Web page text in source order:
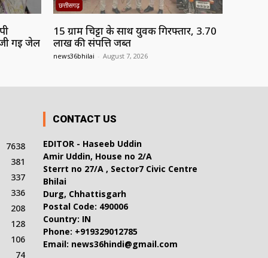
गई जेल
छत्तीसगढ़
15 ग्राम चिट्टा के साथ युवक गिरफ्तार, 3.70
लाख की संपत्ति जब्त
news36bhilai - August 7, 2026
7638
381
337
336
208
128
106
74
CONTACT US
EDITOR - Haseeb Uddin
Amir Uddin, House no 2/A
Sterrt no 27/A , Sector7 Civic Centre
Bhilai
Durg, Chhattisgarh
Postal Code: 490006
Country: IN
Phone: +919329012785
Email: news36hindi@gmail.com